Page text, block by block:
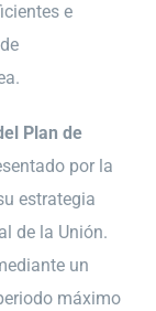
e
Plan de
por la
estrategia
de la Unión.
un
máximo